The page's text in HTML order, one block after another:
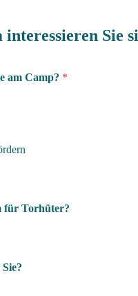
Sie
am Camp? *
für Torhüter?